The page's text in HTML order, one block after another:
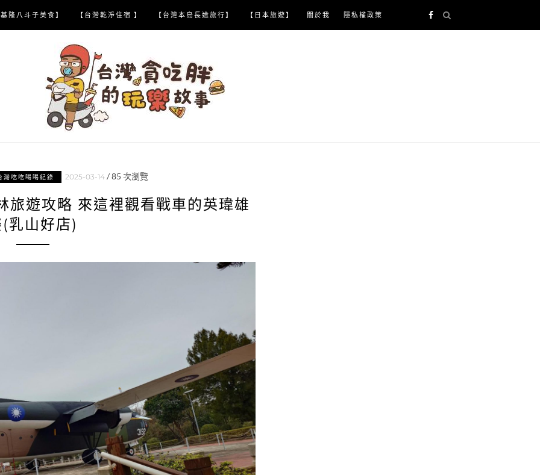
隆八斗子美食】 【台灣乾淨住宿 】 【台灣本島長途旅行】 【日本旅遊】 關於我 隱私權政策
灣吃吃喝喝紀錄 2025-03-14 /85 次瀏覽
旅遊攻略 來這裡觀看戰車的英瑋雄
乳山好店)